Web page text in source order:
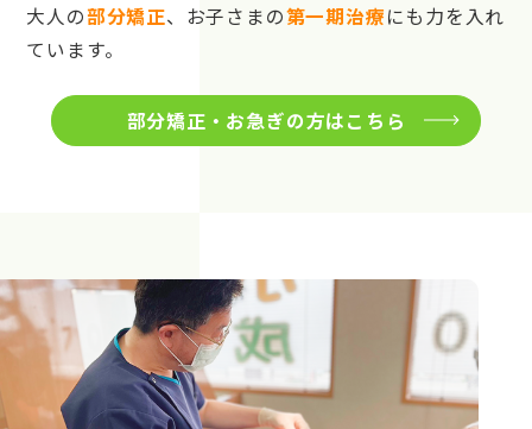
大人の部分矯正、お子さまの第一期治療にも力を入れ
ています。
部分矯正・お急ぎの方はこちら